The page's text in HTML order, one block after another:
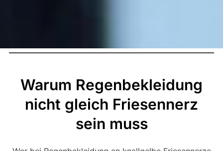
Warum Regenbekleidung
nicht gleich Friesennerz
sein muss